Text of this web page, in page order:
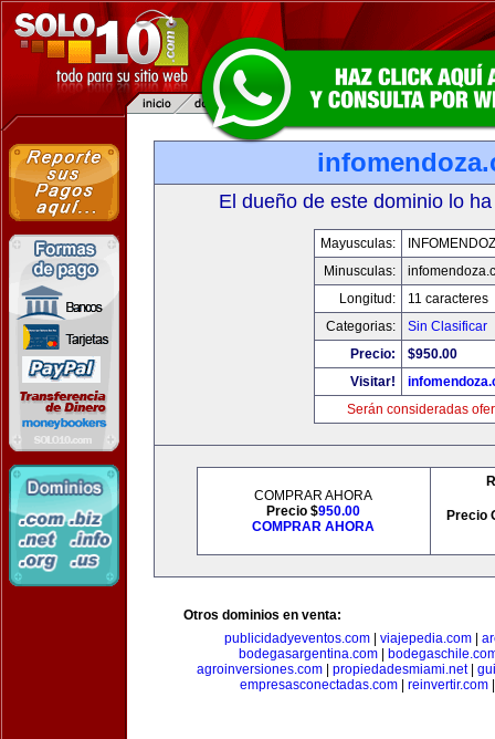
El dueño de este dominio lo
Mayusculas:
Minusculas:
Longitud:
11 caracteres
Categorias:
Sin Clasificar
Precio:
$950.00
Visitar!
Serán consideradas
COMPRAR AHORA
Precio $950.00
COMPRAR AHORA
Precio
Otros dominios en venta:
publicidadyeventos.com| viajepedia.com|
bodegasargentina.com|
agroinversiones.com
propiedadesmiami.net|
empresasconectadas.com| reinvertir.com